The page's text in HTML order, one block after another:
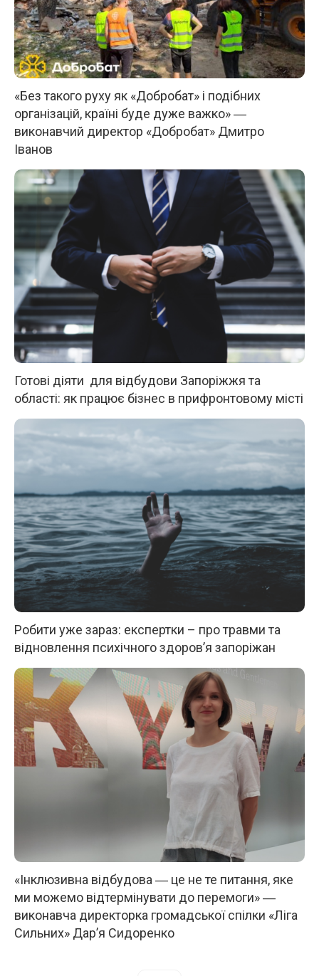
«Без такого руху як «Добробат» і подібних
організацій, країні буде дуже важко» ―
виконавчий директор «Добробат» Дмитро
Іванов
Готові діяти для відбудови Запоріжжя та
області: як працює бізнес в прифронтовому місті
Робити уже зараз: експертки – про травми та
відновлення психічного здоров’я запоріжан
«Інклюзивна відбудова ― це не те питання, яке
ми можемо відтермінувати до перемоги» ―
виконавча директорка громадської спілки «Ліга
Сильних» Дар’я Сидоренко